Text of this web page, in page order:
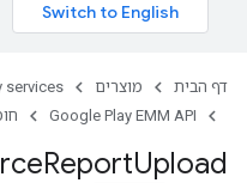
דף הבית מוצרים services
Google Play EMM API
ReportUpload